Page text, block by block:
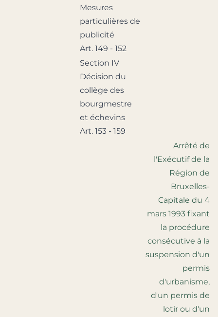
Mesures
particulières de
publicité
Art. 149 - 152
Section IV
Décision du
collège des
bourgmestre
et échevins
Art. 153 - 159
Arrêté de
l'Exécutif de la
Région de
Bruxelles-
Capitale du 4
mars 1993 fixant
la procédure
consécutive à la
suspension d'un
permis
d'urbanisme,
d'un permis de
lotir ou d'un